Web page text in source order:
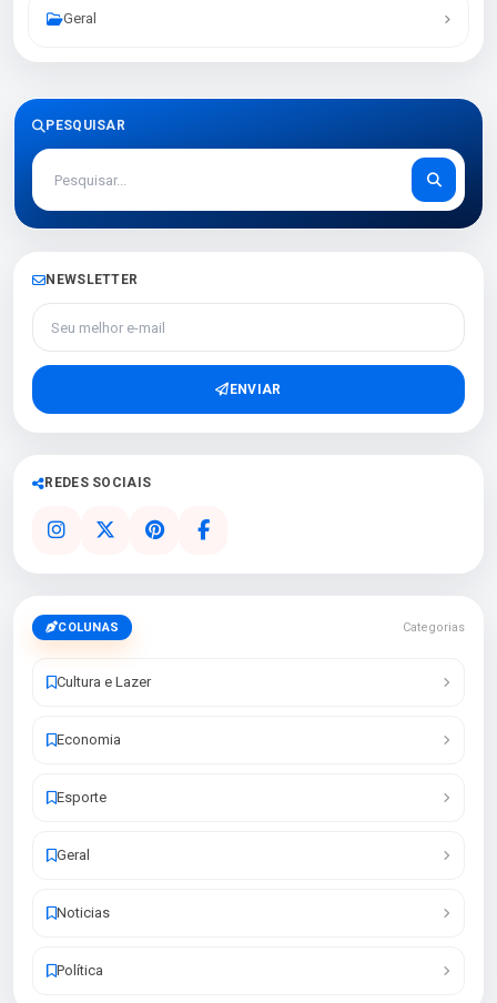
Geral
PESQUISAR
NEWSLETTER
Seu melhor e-mail
ENVIAR
REDES SOCIAIS
COLUNAS Categorias
Cultura e Lazer
Economia
Esporte
Geral
Noticias
Política